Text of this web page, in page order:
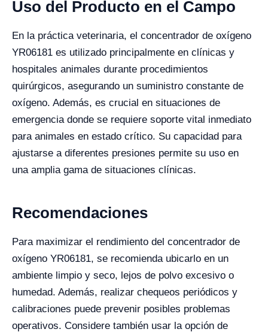
Uso del Producto en el Campo
En la práctica veterinaria, el concentrador de oxígeno
YR06181 es utilizado principalmente en clínicas y
hospitales animales durante procedimientos
quirúrgicos, asegurando un suministro constante de
oxígeno. Además, es crucial en situaciones de
emergencia donde se requiere soporte vital inmediato
para animales en estado crítico. Su capacidad para
ajustarse a diferentes presiones permite su uso en
una amplia gama de situaciones clínicas.
Recomendaciones
Para maximizar el rendimiento del concentrador de
oxígeno YR06181, se recomienda ubicarlo en un
ambiente limpio y seco, lejos de polvo excesivo o
humedad. Además, realizar chequeos periódicos y
calibraciones puede prevenir posibles problemas
operativos. Considere también usar la opción de